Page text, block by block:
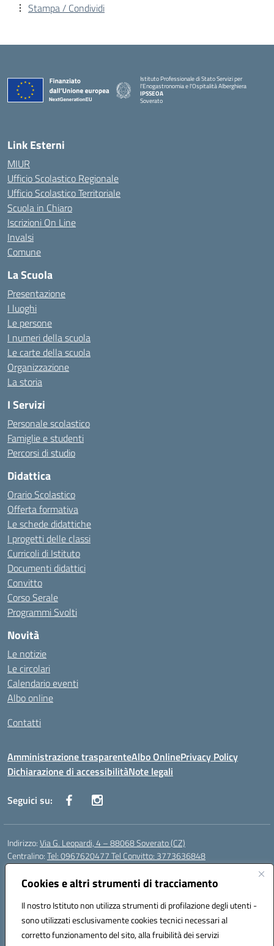
Cookies e altri strumenti di tracciamento
Il nostro Istituto non utilizza strumenti di profilazione degli utenti -
sono utilizzati esclusivamente cookies tecnici necessari al
corretto funzionamento del sito, alla fruibilità dei servizi
Stampa / Condividi
Istituto Professionale di Stato Servizi per
l'Enogastronomia e l'Ospitalità Alberghiera
IPSSEOA
Soverato
Link Esterni
MIUR
Ufficio Scolastico Regionale
Ufficio Scolastico Territoriale
Scuola in Chiaro
Iscrizioni On Line
Invalsi
Comune
La Scuola
Presentazione
I luoghi
Le persone
I numeri della scuola
Le carte della scuola
Organizzazione
La storia
I Servizi
Personale scolastico
Famiglie e studenti
Percorsi di studio
Didattica
Orario Scolastico
Offerta formativa
Le schede didattiche
I progetti delle classi
Curricoli di Istituto
Documenti didattici
Convitto
Corso Serale
Programmi Svolti
Novità
Le notizie
Le circolari
Calendario eventi
Albo online
Contatti
Amministrazione trasparenteAlbo OnlinePrivacy Policy
Dichiarazione di accessibilitàNote legali
Seguici su:
Indirizzo:Via G. Leopardi, 4 – 88068 Soverato (CZ)
Centralino:Tel: 0967620477 Tel Convitto: 3773636848
Email:
Posta elettronica certificata (PEC):czrh04000q@pec.istruzione.it
Codice fiscale: 84000690796
Codice meccanografico:CZRH04000Q
Codice Indice delle Pubbliche Amministrazioni (IPA): istsc_czrh04000q
Codice unico di fatturazione (CUF): UF9M13